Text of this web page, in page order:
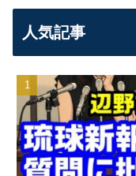
人気記事